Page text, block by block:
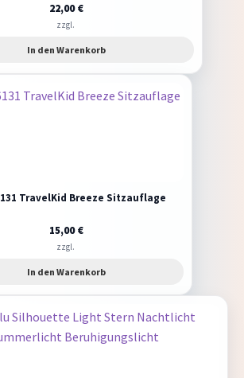
22,00€
zzgl.
In den Warenkorb
TravelKid Breeze Sitzauflage
15,00€
zzgl.
In den Warenkorb